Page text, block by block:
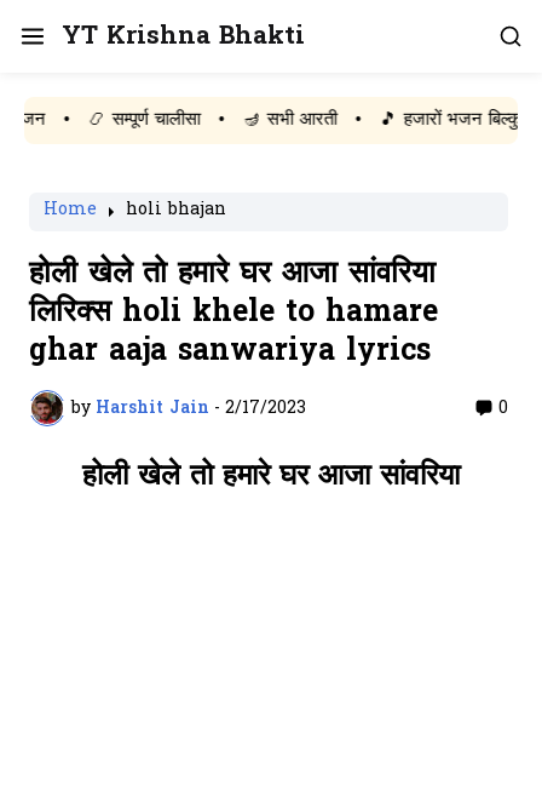
YT Krishna Bhakti
• 📿 सम्पूर्ण चालीसा • 🪔 सभी आरती • 🎵 हजारों भजन बिल्कुल मुफ्त
Home holi bhajan
होली खेले तो हमारे घर आजा सांवरिया
लिरिक्स holi khele to hamare
ghar aaja sanwariya lyrics
by Harshit Jain - 2/17/2023 0
होली खेले तो हमारे घर आजा सांवरिया